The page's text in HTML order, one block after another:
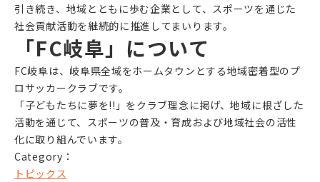
引き続き、地域とともに歩む企業として、スポーツを通じた
社会貢献活動を継続的に推進してまいります。
「FC岐阜」について
FC岐阜は、岐阜県全域をホームタウンとする地域密着型のプ
ロサッカークラブです。
「子どもたちに夢を!!」をクラブ理念に掲げ、地域に根ざした
活動を通じて、スポーツの普及・育成および地域社会の活性
化に取り組んでいます。
Category：
トピックス